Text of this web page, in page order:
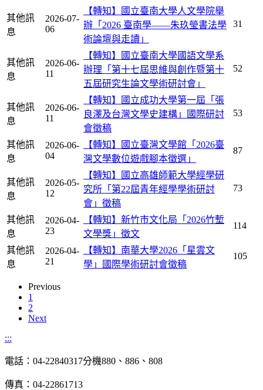
其他訊
息
2026-07-
06
【轉知】國立臺南大學人文學院舉
辦「2026 臺南學——朱玖瑩書法學
術論壇與走讀」
31
其他訊
息
2026-06-
11
【轉知】國立臺南大學國語文學系
辦理「第十七屆思維與創作暨第十
五屆研究生論文學術研討會」
52
其他訊
息
2026-06-
11
【轉知】國立成功大學第一屆「張
良澤及台灣文學史建構」國際研討
會徵稿
53
其他訊
息
2026-06-
04
【轉知】國立臺灣文學館「2026臺
灣文學數位遊戲腳本徵選」
87
其他訊
息
2026-05-
12
【轉知】國立高雄師範大學經學研
究所「第22屆青年經學學術研討
會」徵稿
73
其他訊
息
2026-04-
23
【轉知】新竹市文化局「2026竹塹
文學獎」徵文
114
其他訊
息
2026-04-
21
【轉知】南華大學2026「星雲文
學」國際學術研討會徵稿
105
Previous
1
2
Next
:::
電話：04-22840317分機880、886、808
傳真：04-22861713